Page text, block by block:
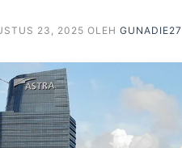
23, 2025 OLEH GUNADIE27